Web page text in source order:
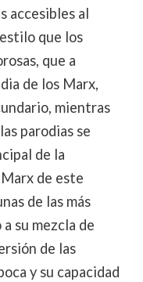
accesibles al
que los
que a
de los Marx,
mientras
parodias se
de la
de este
de las más
su mezcla de
de las
y su capacidad